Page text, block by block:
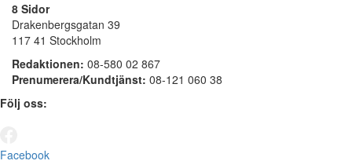
8 Sidor
Drakenbergsgatan 39
117 41 Stockholm
Redaktionen: 08-580 02 867
Prenumerera/Kundtjänst: 08-121 060 38
Följ oss:
Facebook